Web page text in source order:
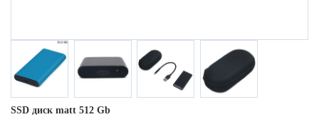
SSD диск matt 512 Gb